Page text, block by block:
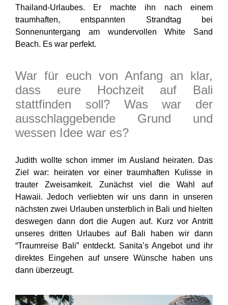
Thailand-Urlaubes. Er machte ihn nach einem
traumhaften, entspannten Strandtag bei
Sonnenuntergang am wundervollen White Sand
Beach. Es war perfekt.
War für euch von Anfang an klar,
dass eure Hochzeit auf Bali
stattfinden soll? Was war der
ausschlaggebende Grund und
wessen Idee war es?
Judith wollte schon immer im Ausland heiraten. Das
Ziel war: heiraten vor einer traumhaften Kulisse in
trauter Zweisamkeit. Zunächst viel die Wahl auf
Hawaii. Jedoch verliebten wir uns dann in unseren
nächsten zwei Urlauben unsterblich in Bali und hielten
deswegen dann dort die Augen auf. Kurz vor Antritt
unseres dritten Urlaubes auf Bali haben wir dann
“Traumreise Bali” entdeckt. Sanita’s Angebot und ihr
direktes Eingehen auf unsere Wünsche haben uns
dann überzeugt.